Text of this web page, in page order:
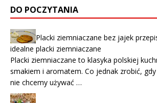
DO POCZYTANIA
Placki ziemniaczane bez jajek
idealne placki ziemniaczane
Placki ziemniaczane to klasyka polskiej
smakiem i aromatem. Co jednak zrobić,
nie chcemy używać …